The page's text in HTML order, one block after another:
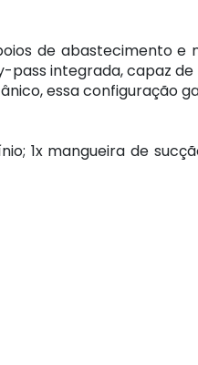
de abastecimento e
integrada, capaz
essa configuração
1x mangueira de